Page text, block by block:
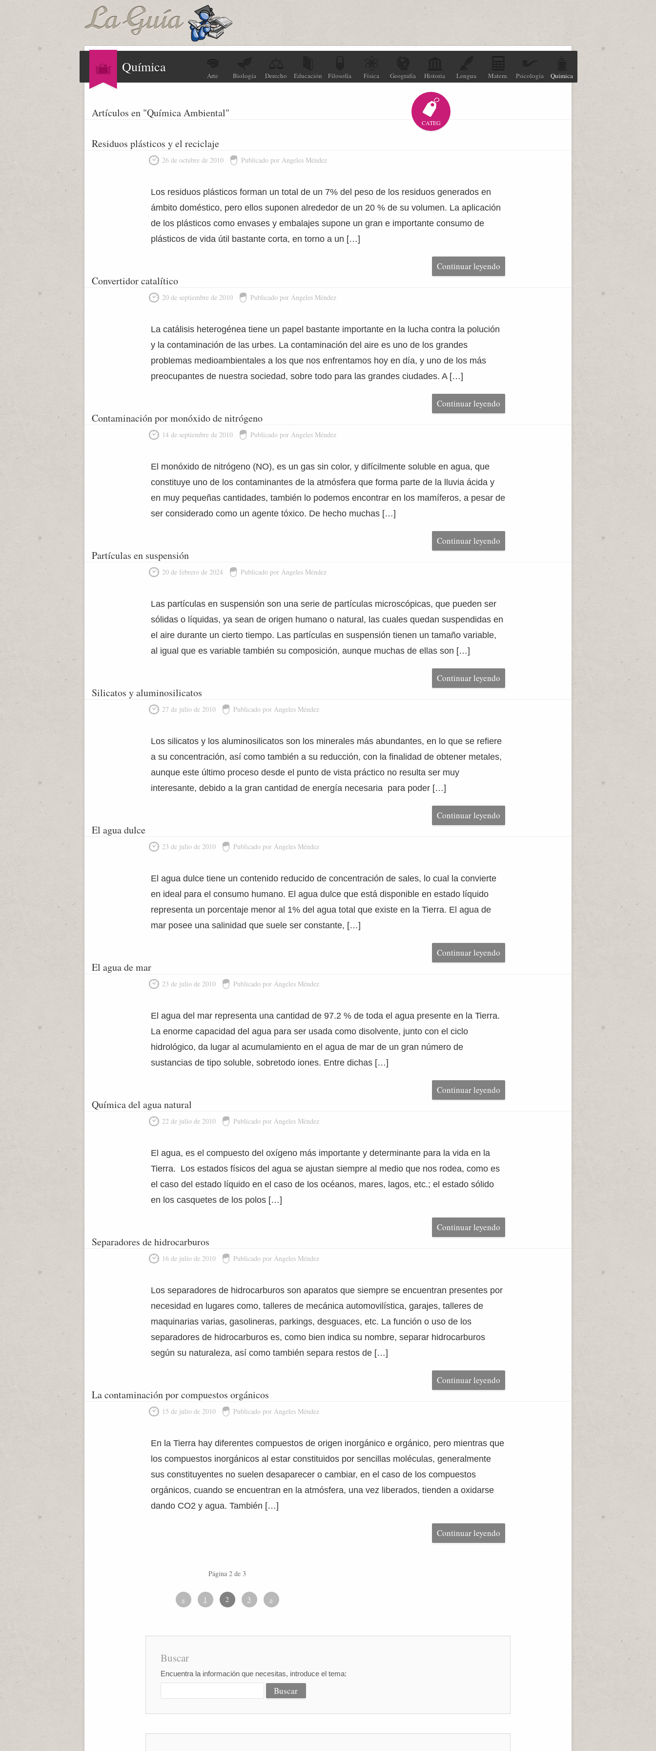
Química
Arte Biología Derecho Educación Filosofía Física Geografía Historia Lengua Matem. Psicología Química
Artículos en "Química Ambiental"
CATEG
Residuos plásticos y el reciclaje
26 de octubre de 2010 Publicado por Ángeles Méndez
Los residuos plásticos forman un total de un 7% del peso de los residuos generados en
ámbito doméstico, pero ellos suponen alrededor de un 20 % de su volumen. La aplicación
de los plásticos como envases y embalajes supone un gran e importante consumo de
plásticos de vida útil bastante corta, en torno a un […]
Continuar leyendo
Convertidor catalítico
20 de septiembre de 2010 Publicado por Ángeles Méndez
La catálisis heterogénea tiene un papel bastante importante en la lucha contra la polución
y la contaminación de las urbes. La contaminación del aire es uno de los grandes
problemas medioambientales a los que nos enfrentamos hoy en día, y uno de los más
preocupantes de nuestra sociedad, sobre todo para las grandes ciudades. A […]
Continuar leyendo
Contaminación por monóxido de nitrógeno
14 de septiembre de 2010 Publicado por Ángeles Méndez
El monóxido de nitrógeno (NO), es un gas sin color, y difícilmente soluble en agua, que
constituye uno de los contaminantes de la atmósfera que forma parte de la lluvia ácida y
en muy pequeñas cantidades, también lo podemos encontrar en los mamíferos, a pesar de
ser considerado como un agente tóxico. De hecho muchas […]
Continuar leyendo
Partículas en suspensión
20 de febrero de 2024 Publicado por Ángeles Méndez
Las partículas en suspensión son una serie de partículas microscópicas, que pueden ser
sólidas o líquidas, ya sean de origen humano o natural, las cuales quedan suspendidas en
el aire durante un cierto tiempo. Las partículas en suspensión tienen un tamaño variable,
al igual que es variable también su composición, aunque muchas de ellas son […]
Continuar leyendo
Silicatos y aluminosilicatos
27 de julio de 2010 Publicado por Ángeles Méndez
Los silicatos y los aluminosilicatos son los minerales más abundantes, en lo que se refiere
a su concentración, así como también a su reducción, con la finalidad de obtener metales,
aunque este último proceso desde el punto de vista práctico no resulta ser muy
interesante, debido a la gran cantidad de energía necesaria para poder […]
Continuar leyendo
El agua dulce
23 de julio de 2010 Publicado por Ángeles Méndez
El agua dulce tiene un contenido reducido de concentración de sales, lo cual la convierte
en ideal para el consumo humano. El agua dulce que está disponible en estado líquido
representa un porcentaje menor al 1% del agua total que existe en la Tierra. El agua de
mar posee una salinidad que suele ser constante, […]
Continuar leyendo
El agua de mar
23 de julio de 2010 Publicado por Ángeles Méndez
El agua del mar representa una cantidad de 97.2 % de toda el agua presente en la Tierra.
La enorme capacidad del agua para ser usada como disolvente, junto con el ciclo
hidrológico, da lugar al acumulamiento en el agua de mar de un gran número de
sustancias de tipo soluble, sobretodo iones. Entre dichas […]
Continuar leyendo
Química del agua natural
22 de julio de 2010 Publicado por Ángeles Méndez
El agua, es el compuesto del oxígeno más importante y determinante para la vida en la
Tierra. Los estados físicos del agua se ajustan siempre al medio que nos rodea, como es
el caso del estado líquido en el caso de los océanos, mares, lagos, etc.; el estado sólido
en los casquetes de los polos […]
Continuar leyendo
Separadores de hidrocarburos
16 de julio de 2010 Publicado por Ángeles Méndez
Los separadores de hidrocarburos son aparatos que siempre se encuentran presentes por
necesidad en lugares como, talleres de mecánica automovilística, garajes, talleres de
maquinarias varias, gasolineras, parkings, desguaces, etc. La función o uso de los
separadores de hidrocarburos es, como bien indica su nombre, separar hidrocarburos
según su naturaleza, así como también separa restos de […]
Continuar leyendo
La contaminación por compuestos orgánicos
15 de julio de 2010 Publicado por Ángeles Méndez
En la Tierra hay diferentes compuestos de origen inorgánico e orgánico, pero mientras que
los compuestos inorgánicos al estar constituidos por sencillas moléculas, generalmente
sus constituyentes no suelen desaparecer o cambiar, en el caso de los compuestos
orgánicos, cuando se encuentran en la atmósfera, una vez liberados, tienden a oxidarse
dando CO2 y agua. También […]
Continuar leyendo
Página 2 de 3
« 1 2 3 »
Buscar
Encuentra la información que necesitas, introduce el tema: